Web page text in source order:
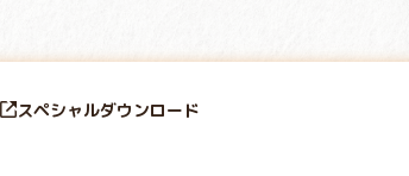
スペシャルダウンロード